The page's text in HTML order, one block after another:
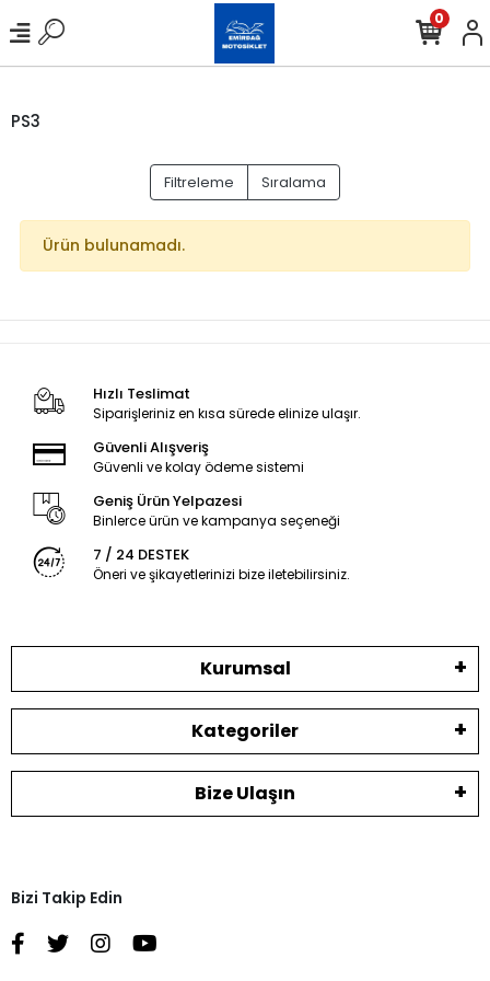
0
PS3
Filtreleme Sıralama
Ürün bulunamadı.
Hızlı Teslimat
Siparişleriniz en kısa sürede elinize ulaşır.
Güvenli Alışveriş
Güvenli ve kolay ödeme sistemi
Geniş Ürün Yelpazesi
Binlerce ürün ve kampanya seçeneği
7 / 24 DESTEK
Öneri ve şikayetlerinizi bize iletebilirsiniz.
Kurumsal
Kategoriler
Bize Ulaşın
Bizi Takip Edin